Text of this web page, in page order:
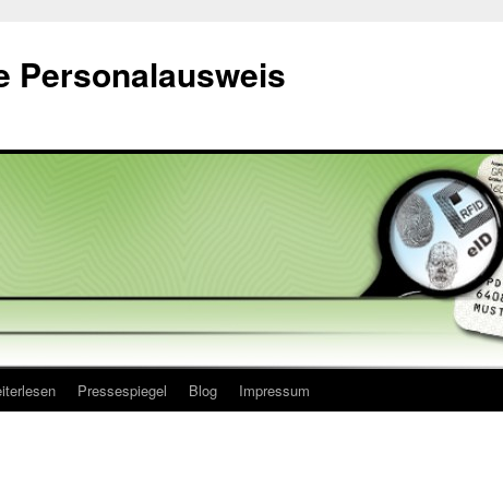
Personalausweis
Pressespiegel Blog Impressum